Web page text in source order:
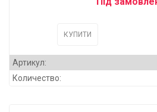
КУПИТИ
Артикул:
Количество: